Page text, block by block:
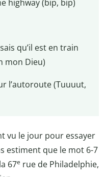
highway (bip, bip)
qu’il est en train
mon Dieu)
l’autoroute (Tuuuut,
vu le jour pour essayer
estiment que le mot 6-7
67e rue de Philadelphie,